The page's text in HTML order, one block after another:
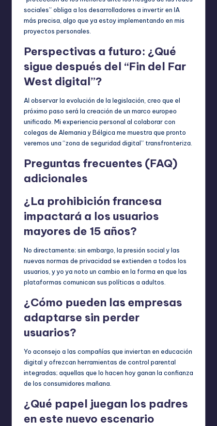
sociales” obliga a los desarrolladores a invertir en IA
más precisa, algo que ya estoy implementando en mis
proyectos personales.
Perspectivas a futuro: ¿Qué
sigue después del “Fin del Far
West digital”?
Al observar la evolución de la legislación, creo que el
próximo paso será la creación de un marco europeo
unificado. Mi experiencia personal al colaborar con
colegas de Alemania y Bélgica me muestra que pronto
veremos una “zona de seguridad digital” transfronteriza.
Preguntas frecuentes (FAQ)
adicionales
¿La prohibición francesa
impactará a los usuarios
mayores de 15 años?
No directamente; sin embargo, la presión social y las
nuevas normas de privacidad se extienden a todos los
usuarios, y yo ya noto un cambio en la forma en que las
plataformas comunican sus políticas a adultos.
¿Cómo pueden las empresas
adaptarse sin perder
usuarios?
Yo aconsejo a las compañías que inviertan en educación
digital y ofrezcan herramientas de control parental
integradas; aquellas que lo hacen hoy ganan la confianza
de los consumidores mañana.
¿Qué papel juegan los padres
en este nuevo escenario